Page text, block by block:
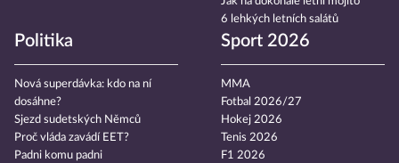
6 lehkých letních salátů
Politika
Nová superdávka: kdo na ní
dosáhne?
Sjezd sudetských Němců
Proč vláda zavádí EET?
Padni komu padni
Sport 2026
MMA
Fotbal 2026/27
Hokej 2026
Tenis 2026
F1 2026